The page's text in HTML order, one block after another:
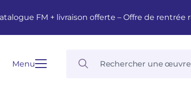
FM + livraison offerte – Offre de
Menu